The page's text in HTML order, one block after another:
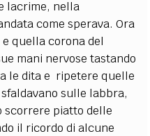
lacrime, nella
come sperava. Ora
quella corona del
mani nervose tastando
le dita e ripetere quelle
sulle labbra,
scorrere piatto delle
il ricordo di alcune